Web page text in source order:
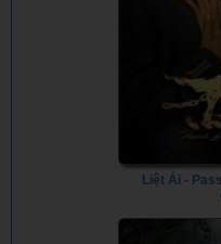
Liệt Ái -